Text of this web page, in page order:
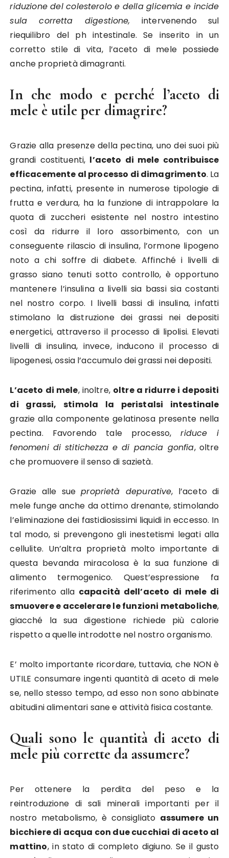
riduzione del colesterolo e della glicemia e incide
sula corretta digestione, intervenendo sul
riequilibro del ph intestinale. Se inserito in un
corretto stile di vita, l’aceto di mele possiede
anche proprietà dimagranti.
In che modo e perché l’aceto di
mele è utile per dimagrire?
Grazie alla presenze della pectina, uno dei suoi più
grandi costituenti, l’aceto di mele contribuisce
efficacemente al processo di dimagrimento. La
pectina, infatti, presente in numerose tipologie di
frutta e verdura, ha la funzione di intrappolare la
quota di zuccheri esistente nel nostro intestino
così da ridurre il loro assorbimento, con un
conseguente rilascio di insulina, l’ormone lipogeno
noto a chi soffre di diabete. Affinché i livelli di
grasso siano tenuti sotto controllo, è opportuno
mantenere l’insulina a livelli sia bassi sia costanti
nel nostro corpo. I livelli bassi di insulina, infatti
stimolano la distruzione dei grassi nei depositi
energetici, attraverso il processo di lipolisi. Elevati
livelli di insulina, invece, inducono il processo di
lipogenesi, ossia l’accumulo dei grassi nei depositi.
L’aceto di mele, inoltre, oltre a ridurre i depositi
di grassi, stimola la peristalsi intestinale
grazie alla componente gelatinosa presente nella
pectina. Favorendo tale processo,riduce i
fenomeni di stitichezza e di pancia gonfia, oltre
che promuovere il senso di sazietà.
Grazie alle sueproprietà depurative, l’aceto di
mele funge anche da ottimo drenante, stimolando
l’eliminazione dei fastidiosissimi liquidi in eccesso. In
tal modo, si prevengono gli inestetismi legati alla
cellulite. Un’altra proprietà molto importante di
questa bevanda miracolosa è la sua funzione di
alimento termogenico. Quest’espressione fa
riferimento alla capacità dell’aceto di mele di
smuovere e accelerare le funzioni metaboliche,
giacché la sua digestione richiede più calorie
rispetto a quelle introdotte nel nostro organismo.
E’ molto importante ricordare, tuttavia, che NON è
UTILE consumare ingenti quantità di aceto di mele
se, nello stesso tempo, ad esso non sono abbinate
abitudini alimentari sane e attività fisica costante.
Quali sono le quantità di aceto di
mele più corrette da assumere?
Per ottenere la perdita del peso e la
reintroduzione di sali minerali importanti per il
nostro metabolismo, è consigliato assumere un
bicchiere di acqua con due cucchiai di aceto al
mattino, in stato di completo digiuno. Se il gusto